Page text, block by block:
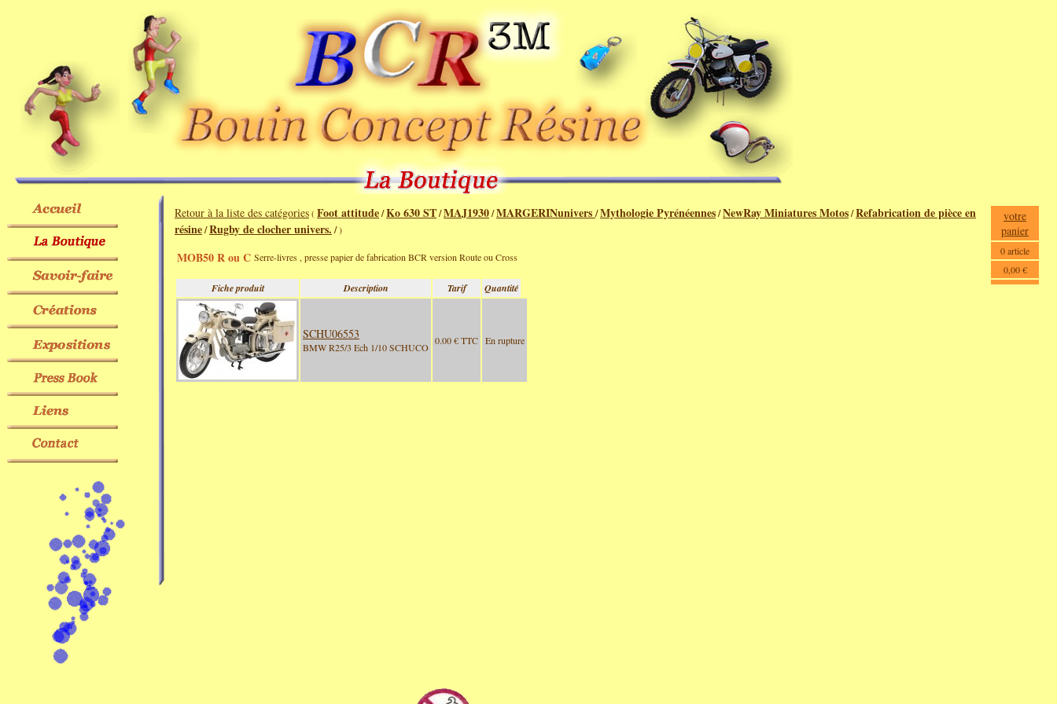
Retour à la liste des catégories(Foot attitude/Ko 630 ST/MAJ1930/MARGERINunivers/Mythologie Pyrénéennes/NewRay Miniatures Motos/Refabrication de pièce en
résine/Rugby de clocher univers./)
MOB50 R ou C Serre-livres , presse papier de fabrication BCR version Route ou Cross
Fiche produit Description Tarif Quantité
SCHU06553
BMW R25/3 Ech 1/10 SCHUCO
0.00 € TTC En rupture
votre
panier
0 article
0,00 €